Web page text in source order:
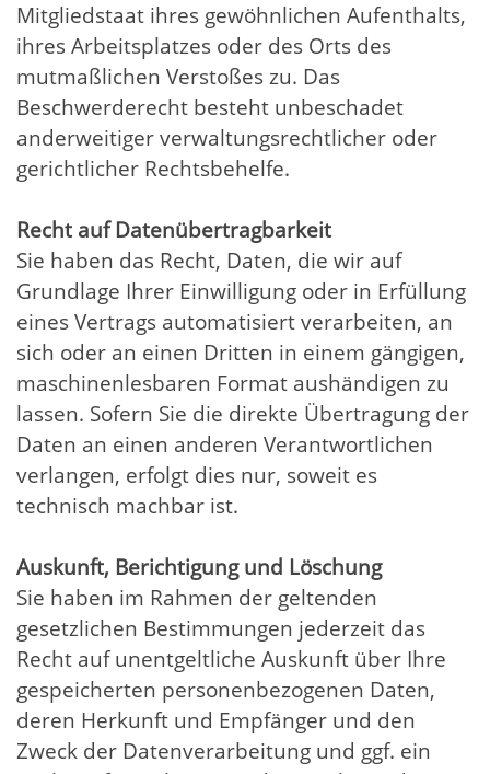
Mitgliedstaat ihres gewöhnlichen Aufenthalts,
ihres Arbeitsplatzes oder des Orts des
mutmaßlichen Verstoßes zu. Das
Beschwerderecht besteht unbeschadet
anderweitiger verwaltungsrechtlicher oder
gerichtlicher Rechtsbehelfe.
Recht auf Daten­übertrag­barkeit
Sie haben das Recht, Daten, die wir auf
Grundlage Ihrer Einwilligung oder in Erfüllung
eines Vertrags automatisiert verarbeiten, an
sich oder an einen Dritten in einem gängigen,
maschinenlesbaren Format aushändigen zu
lassen. Sofern Sie die direkte Übertragung der
Daten an einen anderen Verantwortlichen
verlangen, erfolgt dies nur, soweit es
technisch machbar ist.
Auskunft, Berichtigung und Löschung
Sie haben im Rahmen der geltenden
gesetzlichen Bestimmungen jederzeit das
Recht auf unentgeltliche Auskunft über Ihre
gespeicherten personenbezogenen Daten,
deren Herkunft und Empfänger und den
Zweck der Datenverarbeitung und ggf. ein